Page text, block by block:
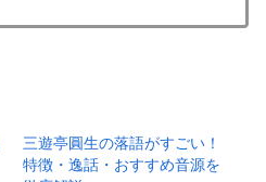
三遊亭圓生の落語がすごい！
特徴・逸話・おすすめ音源を